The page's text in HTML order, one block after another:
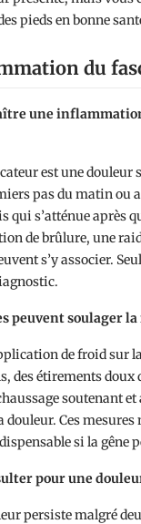
pieds en bonne
du
une
est une douleur
pas du matin ou
qui s’atténue après
de brûlure, une
s’y associer.
peuvent soulager
de froid sur
des étirements doux
soutenant
douleur. Ces
si la gêne
pour une
persiste malgré